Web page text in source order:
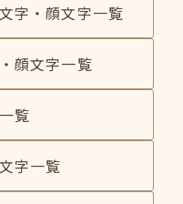
字・顔文字一覧
顔文字一覧
覧
字一覧